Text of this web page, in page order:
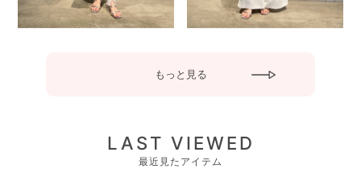
もっと見る
LAST VIEWED
最近見たアイテム